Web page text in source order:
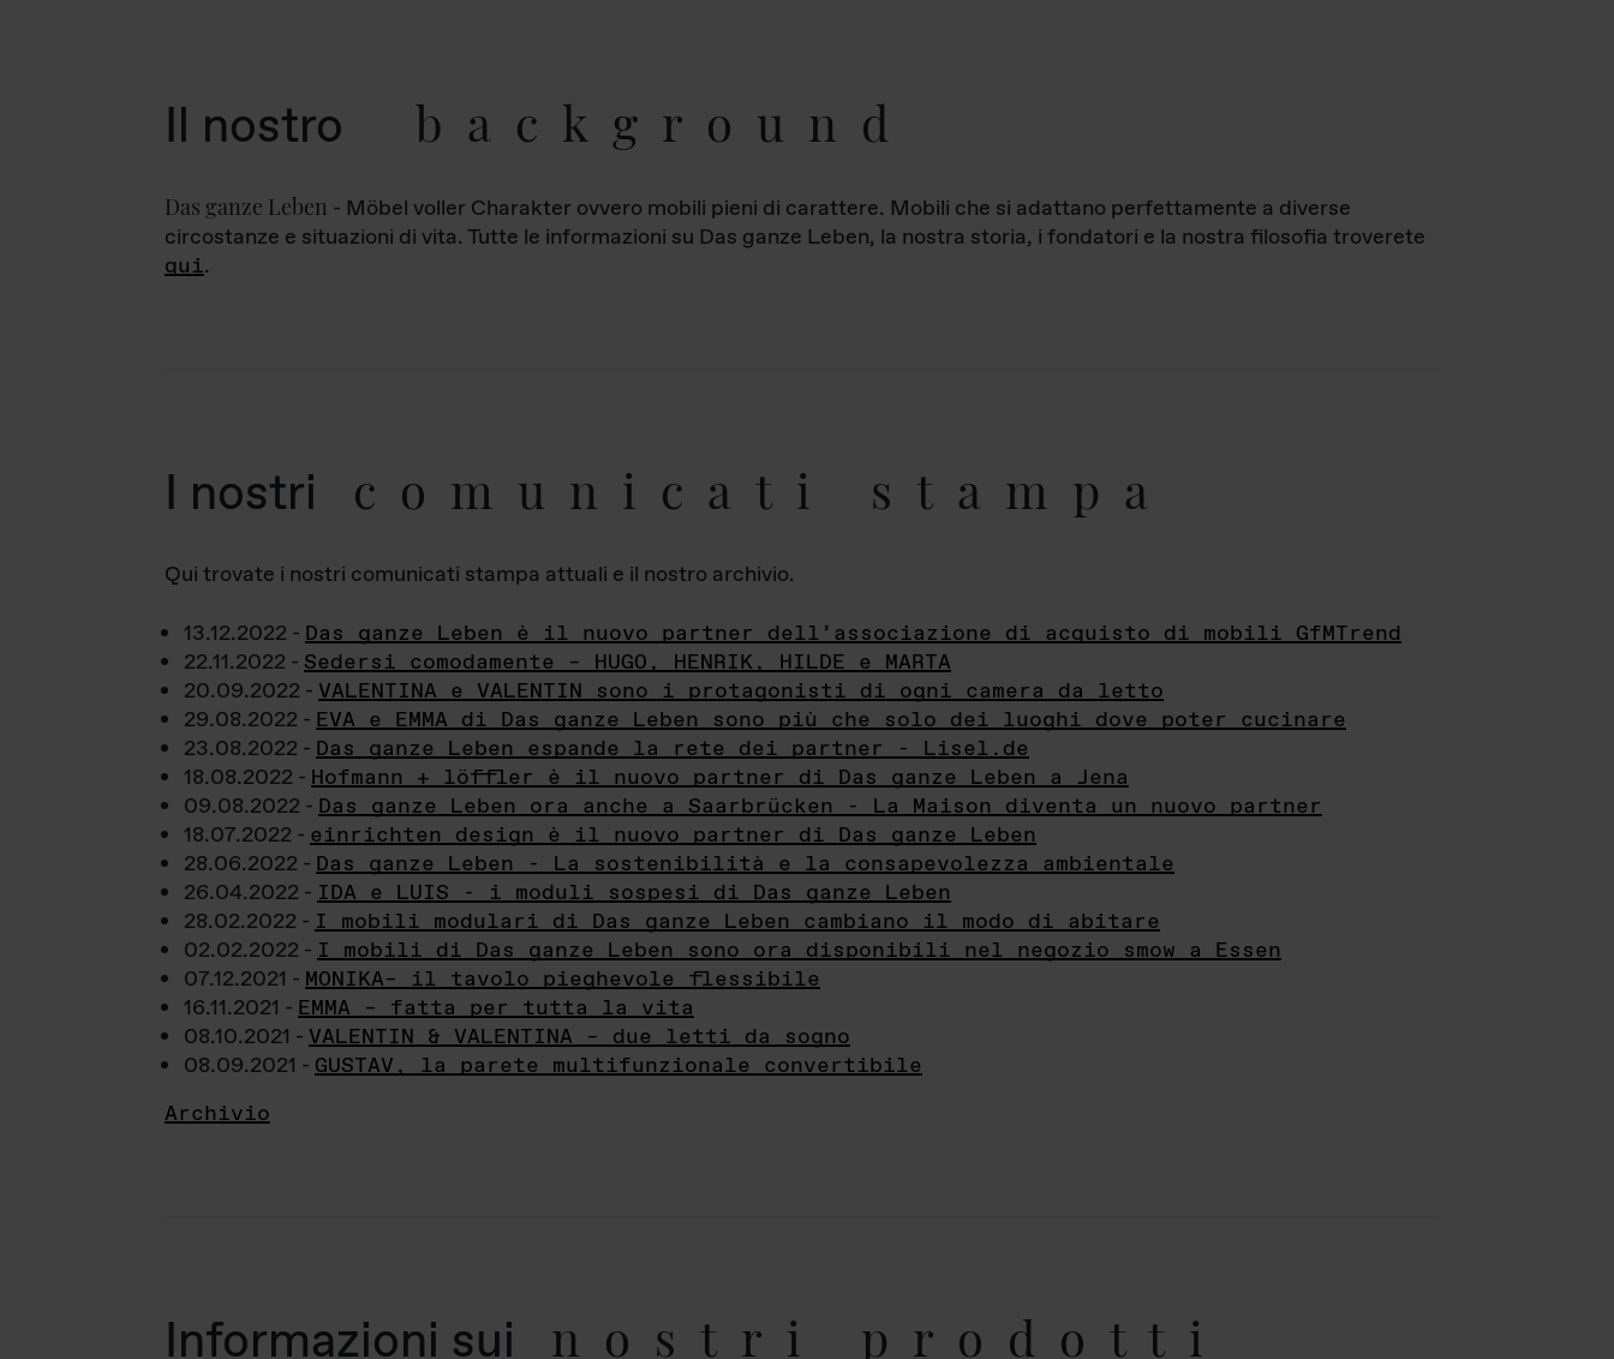
Il nostro background
Das ganze Leben - Möbel voller Charakter ovvero mobili pieni di carattere. Mobili che si adattano perfettamente a diverse
circostanze e situazioni di vita. Tutte le informazioni su Das ganze Leben, la nostra storia, i fondatori e la nostra filosofia troverete
qui.
I nostri comunicati stampa
Qui trovate i nostri comunicati stampa attuali e il nostro archivio.
13.12.2022 - Das ganze Leben è il nuovo partner dell’associazione di acquisto di mobili GfMTrend
22.11.2022 - Sedersi comodamente – HUGO, HENRIK, HILDE e MARTA
20.09.2022 - VALENTINA e VALENTIN sono i protagonisti di ogni camera da letto
29.08.2022 - EVA e EMMA di Das ganze Leben sono più che solo dei luoghi dove poter cucinare
23.08.2022 - Das ganze Leben espande la rete dei partner - Lisel.de
18.08.2022 - Hofmann + löffler è il nuovo partner di Das ganze Leben a Jena
09.08.2022 - Das ganze Leben ora anche a Saarbrücken - La Maison diventa un nuovo partner
18.07.2022 - einrichten design è il nuovo partner di Das ganze Leben
28.06.2022 - Das ganze Leben - La sostenibilità e la consapevolezza ambientale
26.04.2022 - IDA e LUIS - i moduli sospesi di Das ganze Leben
28.02.2022 - I mobili modulari di Das ganze Leben cambiano il modo di abitare
02.02.2022 - I mobili di Das ganze Leben sono ora disponibili nel negozio smow a Essen
07.12.2021 - MONIKA– il tavolo pieghevole flessibile
16.11.2021 - EMMA – fatta per tutta la vita
08.10.2021 - VALENTIN & VALENTINA – due letti da sogno
08.09.2021 - GUSTAV, la parete multifunzionale convertibile
Archivio
Informazioni sui nostri prodotti